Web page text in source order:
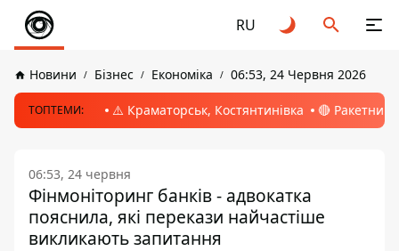
RU
Новини Бізнес Економіка 06:53, 24 Червня 2026
ТОПТЕМИ: ⚠️ Краматорськ, Костянтинівка 🔴 Ракетний
06:53, 24 червня
Фінмоніторинг банків - адвокатка
пояснила, які перекази найчастіше
викликають запитання